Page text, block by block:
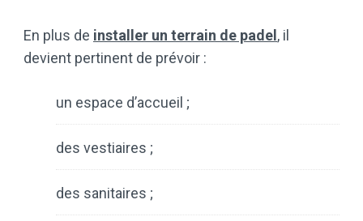
En plus de installer un terrain de padel, il
devient pertinent de prévoir :
un espace d’accueil ;
des vestiaires ;
des sanitaires ;